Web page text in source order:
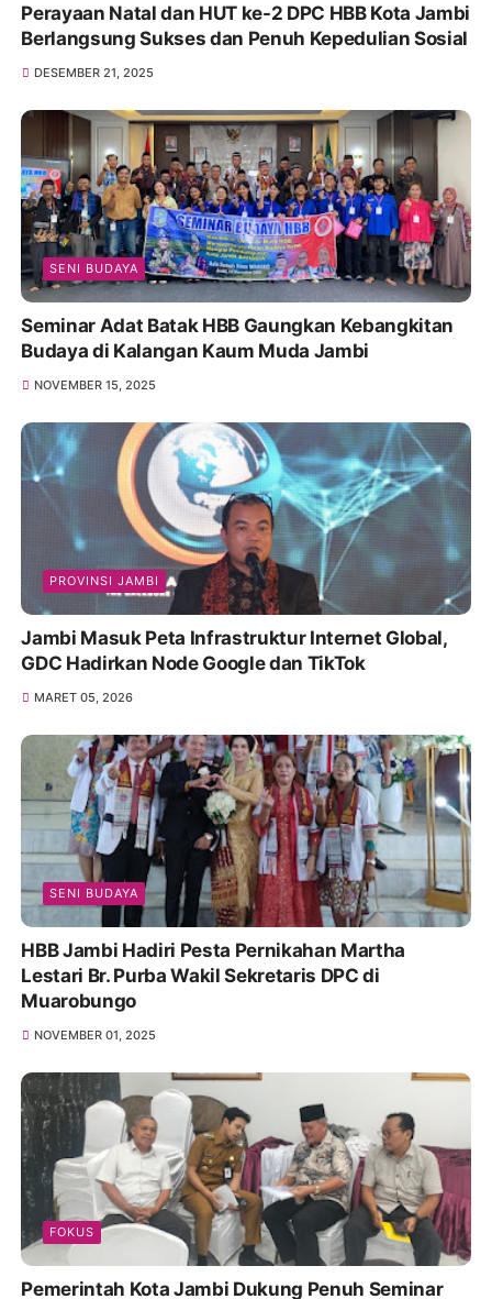
Perayaan Natal dan HUT ke-2 DPC HBB Kota Jambi
Berlangsung Sukses dan Penuh Kepedulian Sosial
DESEMBER 21, 2025
SENI BUDAYA
Seminar Adat Batak HBB Gaungkan Kebangkitan
Budaya di Kalangan Kaum Muda Jambi
NOVEMBER 15, 2025
PROVINSI JAMBI
Jambi Masuk Peta Infrastruktur Internet Global,
GDC Hadirkan Node Google dan TikTok
MARET 05, 2026
SENI BUDAYA
HBB Jambi Hadiri Pesta Pernikahan Martha
Lestari Br. Purba Wakil Sekretaris DPC di
Muarobungo
NOVEMBER 01, 2025
FOKUS
Pemerintah Kota Jambi Dukung Penuh Seminar